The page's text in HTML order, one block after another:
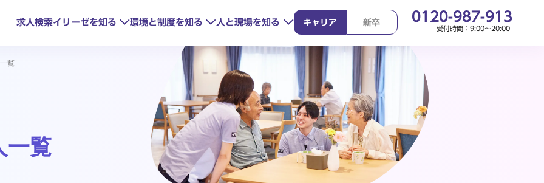
求人検索イリーゼを知る
るイリーゼ HITOWAの取り組み
環境と制度を知る
修制度 キャリアアップ
人と現場を知る
で変わる現場
キャリア 新卒 0120-987-913
受付時間：9:00～20:00
覧
一覧